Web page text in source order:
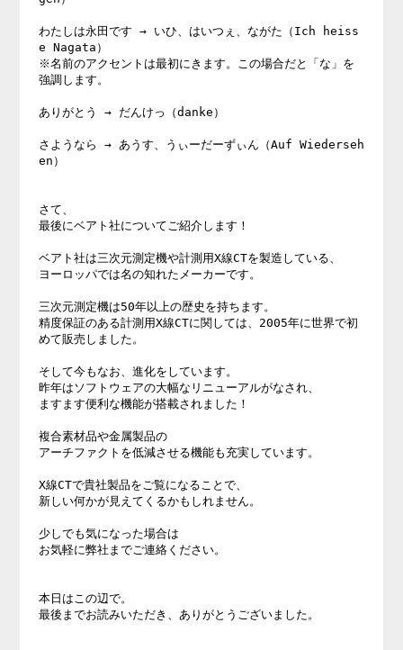
わたしは永田です → いひ、はいつぇ、ながた（Ich heiss
e Nagata）
※名前のアクセントは最初にきます。この場合だと「な」を
強調します。
ありがとう → だんけっ（danke）
さようなら → あうす、うぃーだーずぃん（Auf Wiederseh
en）
さて、
最後にベアト社についてご紹介します！
ベアト社は三次元測定機や計測用X線CTを製造している、
ヨーロッパでは名の知れたメーカーです。
三次元測定機は50年以上の歴史を持ちます。
精度保証のある計測用X線CTに関しては、2005年に世界で初
めて販売しました。
そして今もなお、進化をしています。
昨年はソフトウェアの大幅なリニューアルがなされ、
ますます便利な機能が搭載されました！
複合素材品や金属製品の
アーチファクトを低減させる機能も充実しています。
X線CTで貴社製品をご覧になることで、
新しい何かが見えてくるかもしれません。
少しでも気になった場合は
お気軽に弊社までご連絡ください。
本日はこの辺で。
最後までお読みいただき、ありがとうございました。